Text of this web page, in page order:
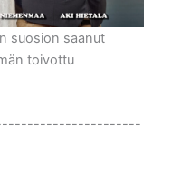
suosion saanut
toivottu